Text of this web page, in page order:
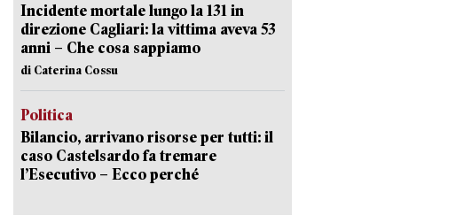
Incidente mortale lungo la 131 in
direzione Cagliari: la vittima aveva 53
anni – Che cosa sappiamo
di Caterina Cossu
Politica
Bilancio, arrivano risorse per tutti: il
caso Castelsardo fa tremare
l’Esecutivo – Ecco perché